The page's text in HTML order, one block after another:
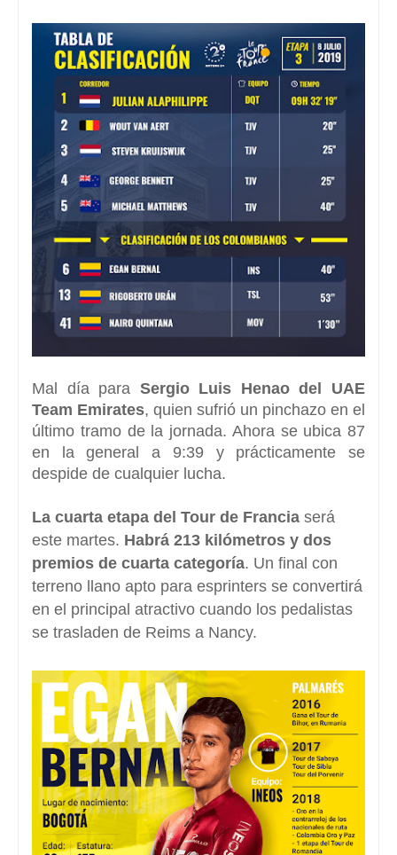
Mal día para Sergio Luis Henao del UAE
Team Emirates, quien sufrió un pinchazo en el
último tramo de la jornada. Ahora se ubica 87
en la general a 9:39 y prácticamente se
despide de cualquier lucha.
La cuarta etapa del Tour de Francia será
este martes. Habrá 213 kilómetros y dos
premios de cuarta categoría. Un final con
terreno llano apto para esprinters se convertirá
en el principal atractivo cuando los pedalistas
se trasladen de Reims a Nancy.